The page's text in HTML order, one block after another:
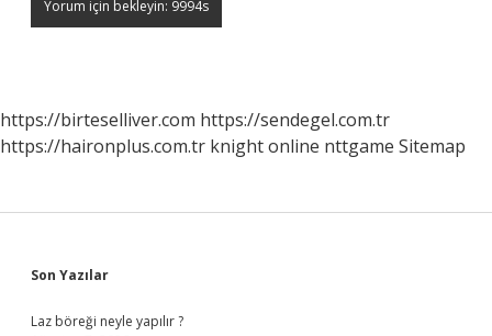
https://birteselliver.com https://sendegel.com.tr
https://haironplus.com.tr knight online nttgame Sitemap
Sidebar
Son Yazılar
Laz böreği neyle yapılır ?